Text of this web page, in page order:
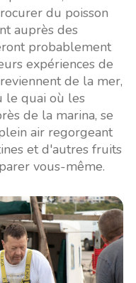
du poisson
auprès des
probablement
expériences de
de la mer,
le quai où les
de la marina, se
air regorgeant
et d'autres fruits
vous-même.